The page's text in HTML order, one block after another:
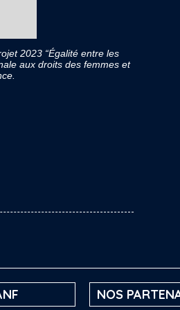
2023 “Égalité entre les
aux droits des femmes et
NOS